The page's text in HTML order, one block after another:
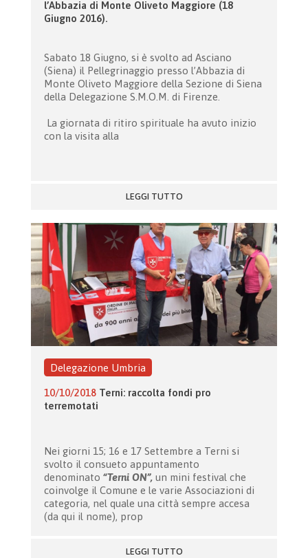
l’Abbazia di Monte Oliveto Maggiore (18
Giugno 2016).
Sabato 18 Giugno, si è svolto ad Asciano
(Siena) il Pellegrinaggio presso l’Abbazia di
Monte Oliveto Maggiore della Sezione di Siena
della Delegazione S.M.O.M. di Firenze.
La giornata di ritiro spirituale ha avuto inizio
con la visita alla
LEGGI TUTTO
Delegazione Umbria
10/10/2018 Terni: raccolta fondi pro
terremotati
Nei giorni 15; 16 e 17 Settembre a Terni si
svolto il consueto appuntamento
denominato “Terni ON”,un mini festival che
coinvolge il Comune e le varie Associazioni di
categoria, nel quale una città sempre accesa
(da qui il nome), prop
LEGGI TUTTO